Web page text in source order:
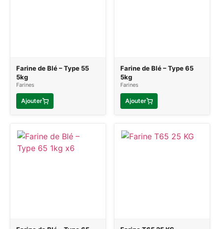
Farine de Blé – Type 55
5kg
Farines
Ajouter
Farine de Blé – Type 65
5kg
Farines
Ajouter